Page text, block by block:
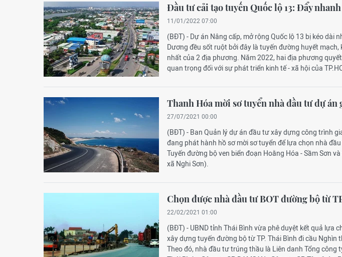
Đầu tư cải tạo tuyến Quốc lộ 13: Đẩy
11/01/2022 07:00
(BĐT) - Dự án Nâng cấp, mở rộng Quốc lộ 13 bị kéo dài
Dương đều sốt ruột bởi đây là tuyến đường huyết
nhất của 2 địa phương. Năm 2022, hai địa phương
quan trọng đối với sự phát triển kinh tế - xã hội của
Thanh Hóa mời sơ tuyển nhà đầu tư dự án
27/07/2021 00:00
(BĐT) - Ban Quản lý dự án đầu tư xây dựng công trình
đang phát hành hồ sơ mời sơ tuyển để lựa chọn nhà
Tuyến đường bộ ven biển đoạn Hoằng Hóa - Sầm Sơn
xã Nghi Sơn).
Chọn được nhà đầu tư BOT đường bộ từ
22/02/2021 01:00
(BĐT) - UBND tỉnh Thái Bình vừa phê duyệt kết quả lựa
xây dựng tuyến đường bộ từ TP. Thái Bình đi cầu Nghìn
Theo đó, nhà đầu tư trúng thầu là Liên danh Tổng công